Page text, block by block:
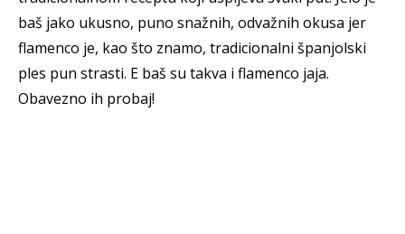
baš jako ukusno, puno snažnih, odvažnih okusa jer
flamenco je, kao što znamo, tradicionalni španjolski
ples pun strasti. E baš su takva i flamenco jaja.
Obavezno ih probaj!